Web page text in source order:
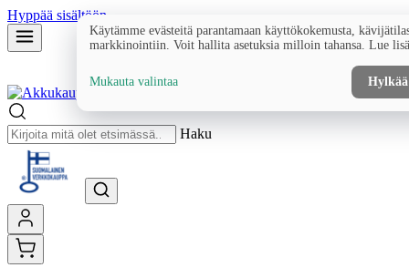
Hyppää sisältöön
Haku
Käytämme evästeitä parantamaan käyttökokemusta,
markkinointiin. Voit hallita asetuksia milloin tahansa. Lue
Mukauta valintaa Hylkää